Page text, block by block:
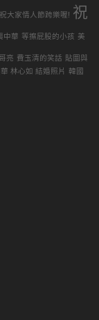
祝大家情人節跨樂喔! 祝
中華 等擦屁股的小孩 美
亮 費玉清的笑話 貼圖與
林心如 結婚照片
韓國